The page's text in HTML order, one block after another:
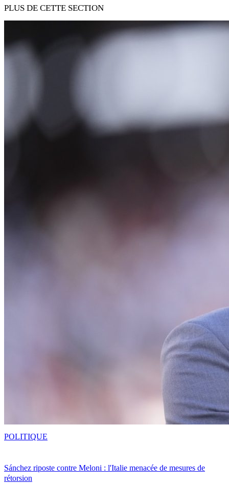
PLUS DE CETTE SECTION
Sánchez riposte contre Meloni : l'Italie menacée de mesures de
rétorsion
POLITIQUE